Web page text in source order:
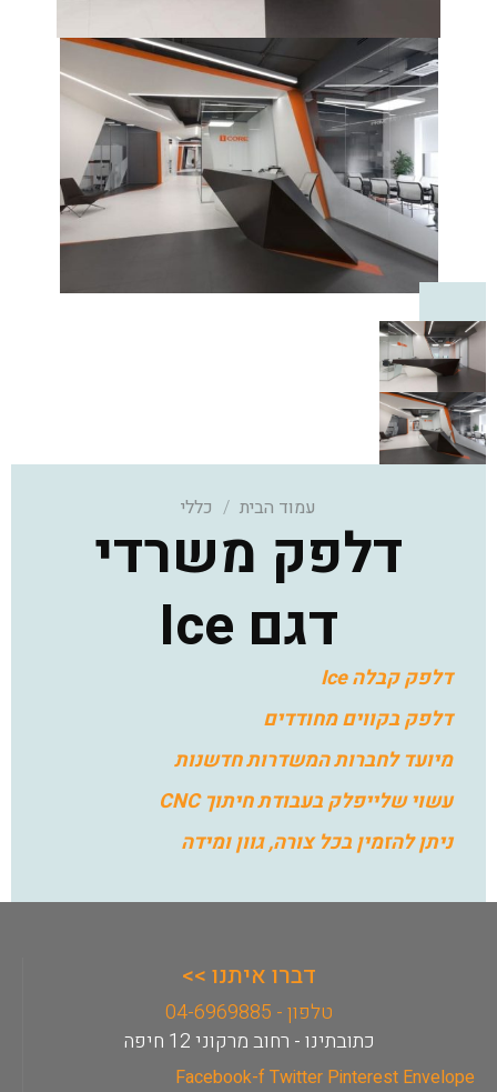
עמוד הבית / כללי
דלפק משרדי
דגם Ice
דלפק קבלה Ice
דלפק בקווים מחודדים
מיועד לחברות המשדרות חדשנות
עשוי שלייפלק בעבודת חיתוך CNC
ניתן להזמין בכל צורה, גוון ומידה
דברו איתנו >>
טלפון - 04-6969885
כתובתינו - רחוב מרקוני 12 חיפה
Facebook-f Twitter Pinterest Envelope